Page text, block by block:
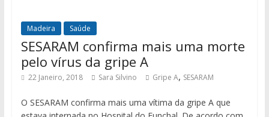
Madeira Saúde
SESARAM confirma mais uma morte
pelo vírus da gripe A
22 Janeiro, 2018 Sara Silvino Gripe A, SESARAM
O SESARAM confirma mais uma vítima da gripe A que